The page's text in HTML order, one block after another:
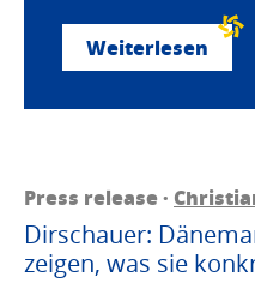
Weiterlesen
Press release ·
Dirschauer:
zeigen, was sie